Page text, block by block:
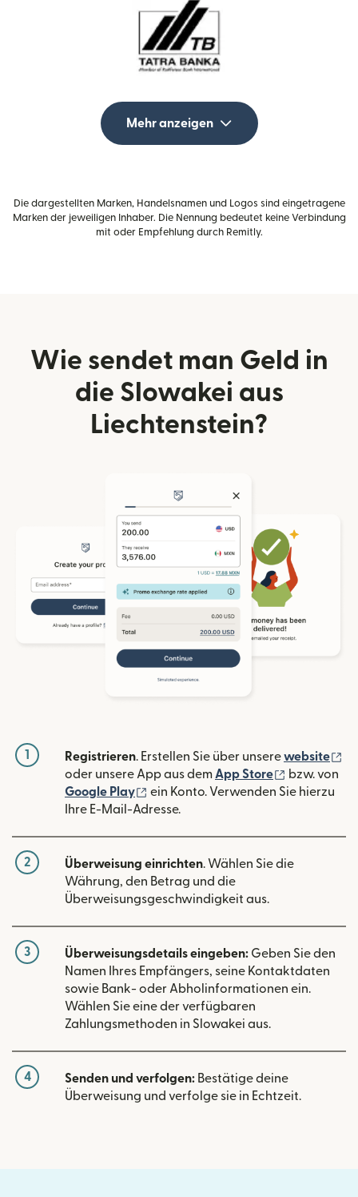
Mehr anzeigen
Die dargestellten Marken, Handelsnamen und Logos sind eingetragene
Marken der jeweiligen Inhaber. Die Nennung bedeutet keine Verbindung
mit oder Empfehlung durch Remitly.
Wie sendet man Geld in
die Slowakei aus
Liechtenstein?
1 Registrieren. Erstellen Sie über unserewebsite
oder unsere App aus dem App Store (wird in
bzw. von
Google Play
(wird in einem neuen Fenster
ein Konto. Verwenden Sie hierzu
Ihre E-Mail-Adresse.
2 Überweisung einrichten. Wählen Sie die
Währung, den Betrag und die
Überweisungsgeschwindigkeit aus.
3 Überweisungsdetails eingeben: Geben Sie den
Namen Ihres Empfängers, seine Kontaktdaten
sowie Bank- oder Abholinformationen ein.
Wählen Sie eine der verfügbaren
Zahlungsmethoden in Slowakei aus.
4 Senden und verfolgen: Bestätige deine
Überweisung und verfolge sie in Echtzeit.